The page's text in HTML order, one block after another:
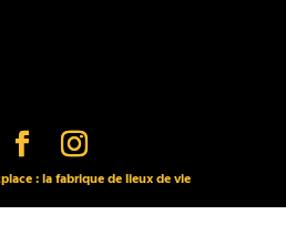
: la fabrique de lieux de vie